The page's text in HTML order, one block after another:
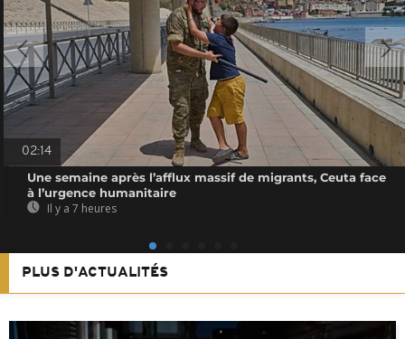
02:14
Une semaine après l’afflux massif de migrants, Ceuta face
à l’urgence humanitaire
Il y a 7 heures
PLUS D'ACTUALITÉS